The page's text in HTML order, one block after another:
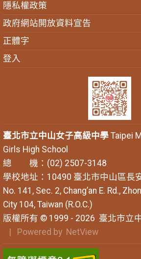
隱私權政策
政府網站開放資料宣告
正體字
登入
臺北市立中山女子高級中學Taipei
Girls High School
總 機：(02) 2507-3148
學校地址：10490 臺北市中山區長
No. 141, Sec. 2, Chang’an E. Rd.,
City 104, Taiwan (R.O.C.)
版權所有 © 1999 - 2026 臺北市立
| Powered by NetView